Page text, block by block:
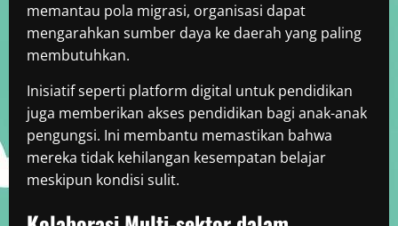
memantau pola migrasi, organisasi dapat
mengarahkan sumber daya ke daerah yang paling
membutuhkan.
Inisiatif seperti platform digital untuk pendidikan
juga memberikan akses pendidikan bagi anak-anak
pengungsi. Ini membantu memastikan bahwa
mereka tidak kehilangan kesempatan belajar
meskipun kondisi sulit.